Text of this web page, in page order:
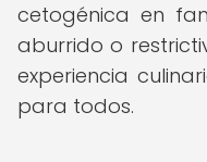
cetogénica en
aburrido o
experiencia
para todos.